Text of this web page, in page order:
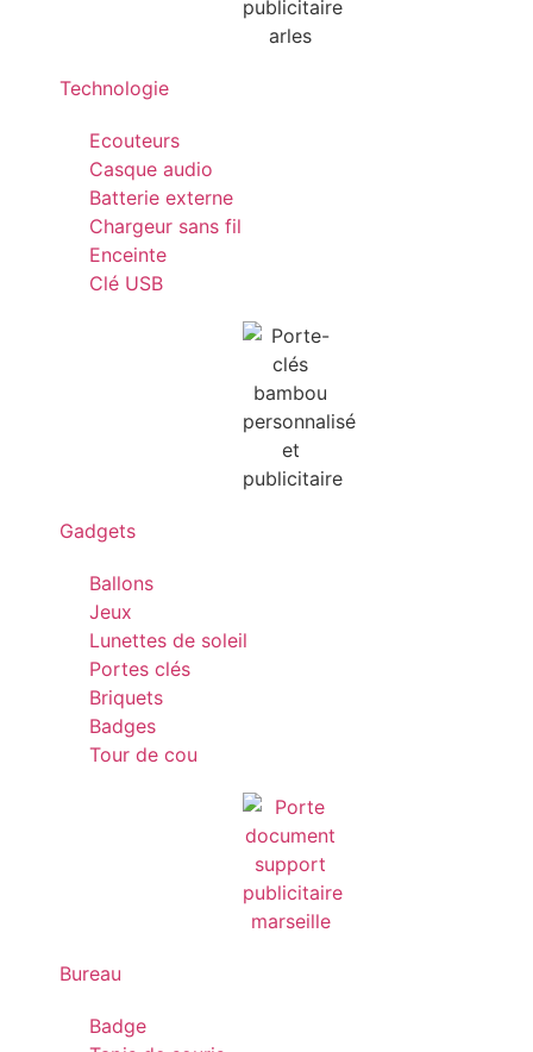
Technologie
Ecouteurs
Casque audio
Batterie externe
Chargeur sans fil
Enceinte
Clé USB
Gadgets
Ballons
Jeux
Lunettes de soleil
Portes clés
Briquets
Badges
Tour de cou
Bureau
Badge